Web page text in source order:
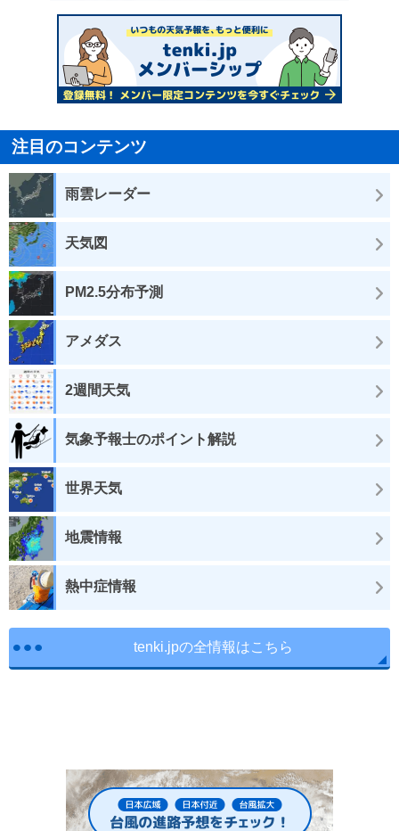
注目のコンテンツ
雨雲レーダー
天気図
PM2.5分布予測
アメダス
2週間天気
気象予報士のポイント解説
世界天気
地震情報
熱中症情報
tenki.jpの全情報はこちら